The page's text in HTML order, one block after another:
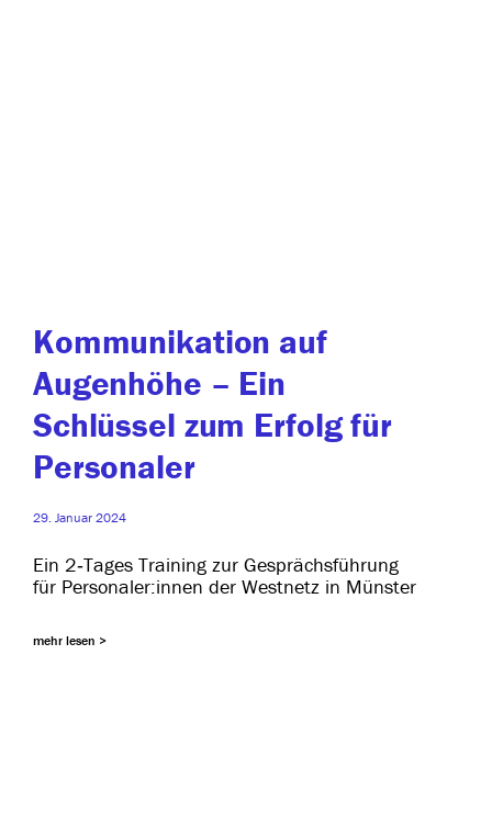
Kommunikation auf
Augenhöhe – Ein
Schlüssel zum Erfolg für
Personaler
29. Januar 2024
Ein 2‑Tages Training zur Gesprächsführung
für Personaler:innen der Westnetz in Münster
mehr lesen >